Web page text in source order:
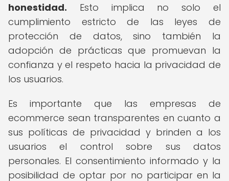
honestidad. Esto implica no solo el
cumplimiento estricto de las leyes de
protección de datos, sino también la
adopción de prácticas que promuevan la
confianza y el respeto hacia la privacidad de
los usuarios.
Es importante que las empresas de
ecommerce sean transparentes en cuanto a
sus políticas de privacidad y brinden a los
usuarios el control sobre sus datos
personales. El consentimiento informado y la
posibilidad de optar por no participar en la